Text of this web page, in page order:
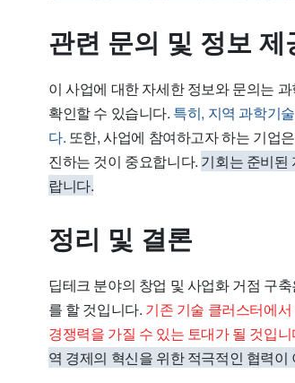
관련 문의 및 정보 제
이 사업에 대한 자세한 정보와 문의는
확인할 수 있습니다. 특히, 지역 과학기
다. 또한, 사업에 참여하고자 하는 기업
진하는 것이 중요합니다. 기회는 준비된
랍니다.
정리 및 결론
딥테크 분야의 창업 및 사업화 거점 구
를 할 것입니다. 기존 기술 클러스터에
경쟁력을 가질 수 있는 토대가 될 것입니
역 경제의 혁신을 위한 적극적인 협력